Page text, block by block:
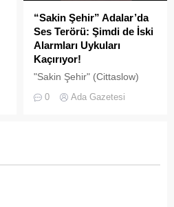
“Sakin Şehir” Adalar’da
Ses Terörü: Şimdi de İski
Alarmları Uykuları
Kaçırıyor!
"Sakin Şehir" (Cittaslow)
Adalar'da gürültü kirliliği
0 Ada Gazetesi